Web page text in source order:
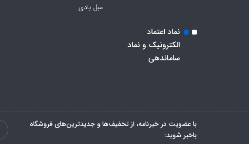
مبل بادی
نماد اعتماد
الکترونیک و نماد
ساماندهی
با عضویت در خبرنامه، از تخفیف‌ها و جدیدترین‌های فروشگاه
باخبر شوید: